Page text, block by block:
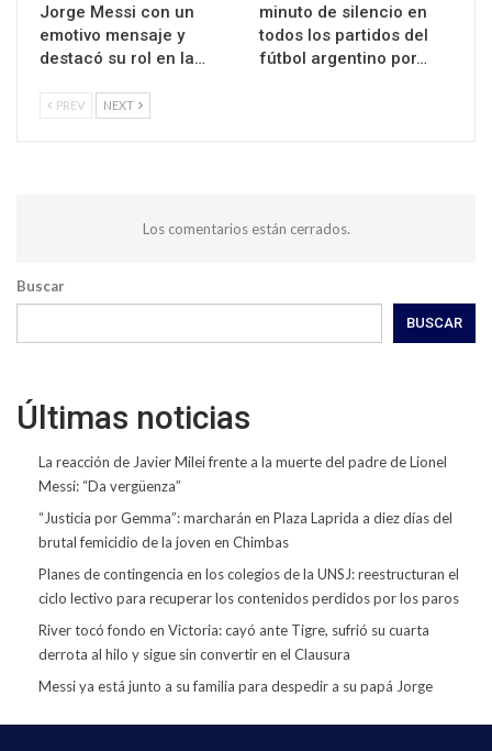
Jorge Messi con un
emotivo mensaje y
destacó su rol en la…
minuto de silencio en
todos los partidos del
fútbol argentino por…
PREV NEXT
Los comentarios están cerrados.
Buscar
BUSCAR
Últimas noticias
La reacción de Javier Milei frente a la muerte del padre de Lionel
Messi: “Da vergüenza”
“Justicia por Gemma”: marcharán en Plaza Laprida a diez días del
brutal femicidio de la joven en Chimbas
Planes de contingencia en los colegios de la UNSJ: reestructuran el
ciclo lectivo para recuperar los contenidos perdidos por los paros
River tocó fondo en Victoria: cayó ante Tigre, sufrió su cuarta
derrota al hilo y sigue sin convertir en el Clausura
Messi ya está junto a su familia para despedir a su papá Jorge